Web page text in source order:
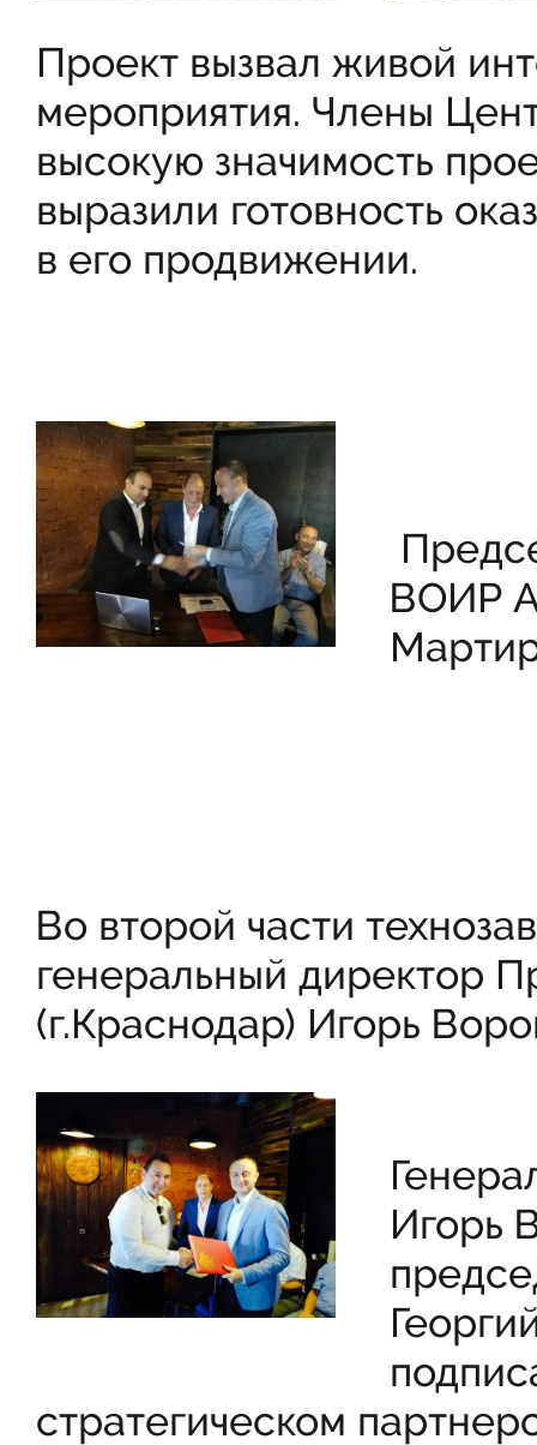
Проект вызвал живой
мероприятия. Члены
высокую значимость
выразили готовность
в его продвижении.
ВОИР
Во второй части
генеральный директор
(г.Краснодар) Игорь
Игорь
стратегическом